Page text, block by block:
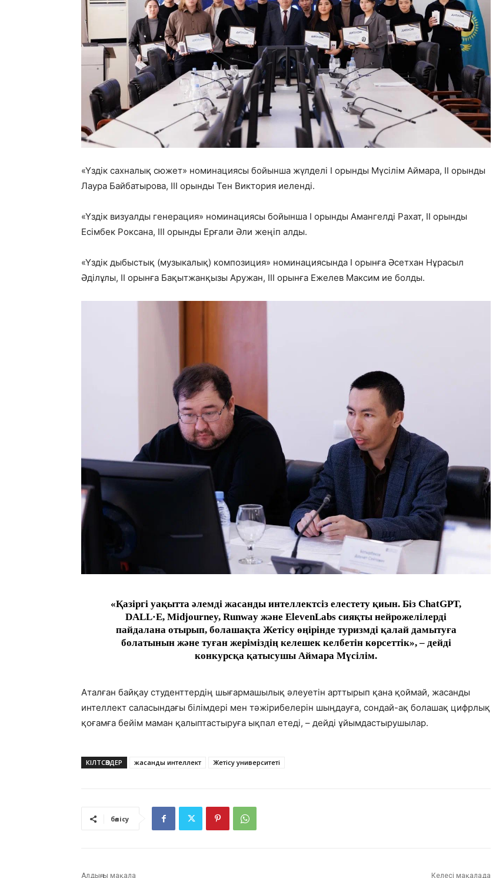
«Үздік сахналық сюжет» номинациясы бойынша жүлделі І орынды Мүсілім Аймара, ІІ орынды
Лаура Байбатырова, ІІІ орынды Тен Виктория иеленді.
«Үздік визуалды генерация» номинациясы бойынша І орынды Амангелді Рахат, ІІ орынды
Есімбек Роксана, ІІІ орынды Ерғали Әли жеңіп алды.
«Үздік дыбыстық (музыкалық) композиция» номинациясында І орынға Әсетхан Нұрасыл
Әділұлы, ІІ орынға Бақытжанқызы Аружан, ІІІ орынға Ежелев Максим ие болды.
«Қазіргі уақытта әлемді жасанды интеллектсіз елестету қиын. Біз ChatGPT,
DALL·E, Midjourney, Runway және ElevenLabs сияқты нейрожелілерді
пайдалана отырып, болашақта Жетісу өңірінде туризмді қалай дамытуға
болатынын және туған жеріміздің келешек келбетін көрсеттік», – дейді
конкурсқа қатысушы Аймара Мүсілім.
Аталған байқау студенттердің шығармашылық әлеуетін арттырып қана қоймай, жасанды
интеллект саласындағы білімдері мен тәжірибелерін шыңдауға, сондай-ақ болашақ цифрлық
қоғамға бейім маман қалыптастыруға ықпал етеді, – дейді ұйымдастырушылар.
КІЛТСӨЗДЕР жасанды интеллект Жетісу университеті
бөлісу
Алдыңғы мақала Келесі мақалада